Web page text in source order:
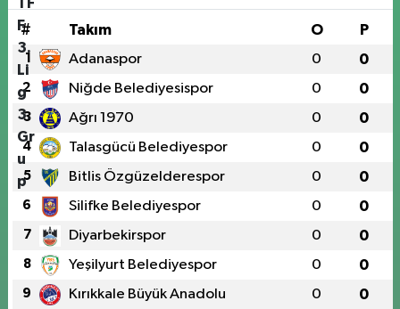
# Takım O P
1 Adanaspor 0 0
2 Niğde Belediyesispor 0 0
3 Ağrı 1970 0 0
4 Talasgücü Belediyespor 0 0
5 Bitlis Özgüzelderespor 0 0
6 Silifke Belediyespor 0 0
7 Diyarbekirspor 0 0
8 Yeşilyurt Belediyespor 0 0
9 Kırıkkale Büyük Anadolu 0 0